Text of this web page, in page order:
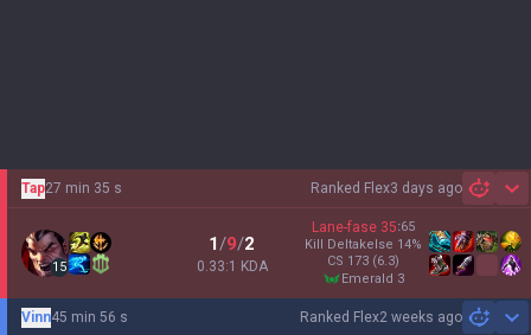
Ranked Flex3 days ago
Tap27 min 35 s
15
1/9/2
0.33:1 KDA
Lane-fase 35:65
Kill Deltakelse 14%
CS 173 (6.3)
emerald 3
Ranked Flex2 weeks ago
Vinn45 min 56 s